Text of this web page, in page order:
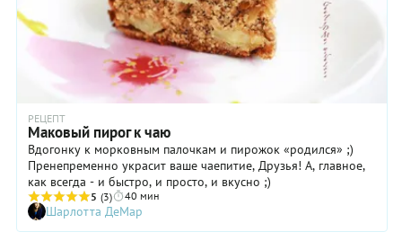
РЕЦЕПТ
Маковый пирог к чаю
Вдогонку к морковным палочкам и пирожок «родился» ;)
Пренепременно украсит ваше чаепитие, Друзья! А, главное,
как всегда - и быстро, и просто, и вкусно ;)
5 (3) 40 мин
Шарлотта ДеМар